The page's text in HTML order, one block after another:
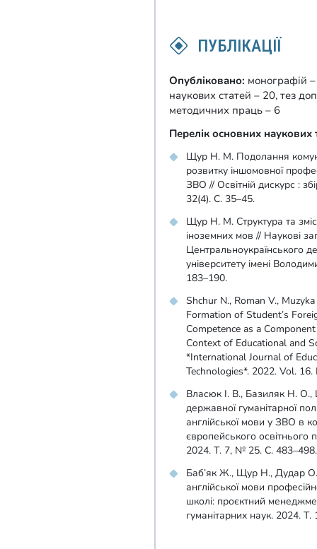
ПУБЛІКАЦІЇ
Опубліковано: монографій –
наукових статей – 20, тез
методичних праць – 6
Перелік основних
Щур Н. М. Подолання
розвитку іншомовної
ЗВО // Освітній дискурс :
32(4). С. 35–45.
Щур Н. М. Структура та
іноземних мов // Наукові
Центральноукраїнського
університету імені
183–190.
Shchur N., Roman V.,
Formation of Student’s
Competence as a
Context of Educational and
*International Journal of
Technologies*. 2022. Vol. 16.
Власюк І. В., Базиляк Н. О.,
державної гуманітарної
англійської мови у ЗВО в
європейського освітнього
2024. Т. 7, № 25. С. 483–498.
Баб’як Ж., Щур Н., Дудар О.
англійської мови
школі: проєктний
гуманітарних наук. 2024.